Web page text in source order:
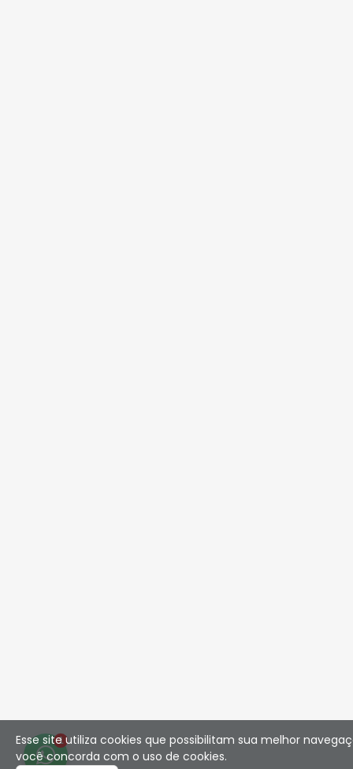
1
Esse site utiliza cookies que possibilitam sua melhor
você concorda com o uso de cookies.